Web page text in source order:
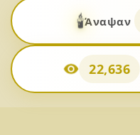
🕯️Άναψαν
22,636